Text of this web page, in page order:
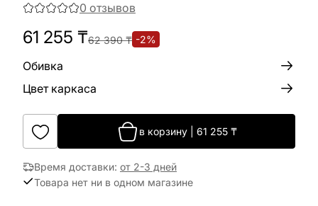
0 отзывов
61 255 ₸62 390₸ -2%
Обивка
Цвет каркаса
в корзину| 61 255₸
Время доставки: от 2-3 дней
Товара нет ни в одном магазине